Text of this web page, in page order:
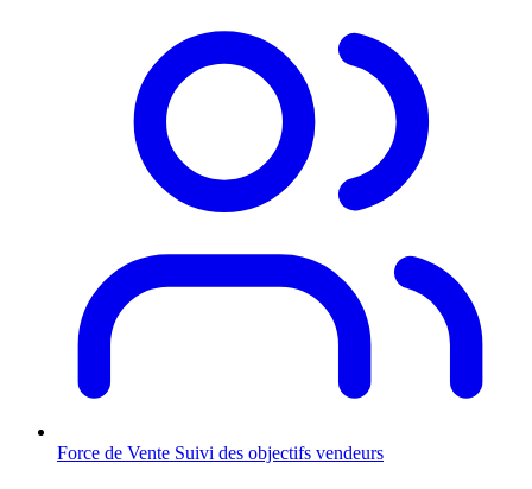
Force de Vente Suivi des objectifs vendeurs